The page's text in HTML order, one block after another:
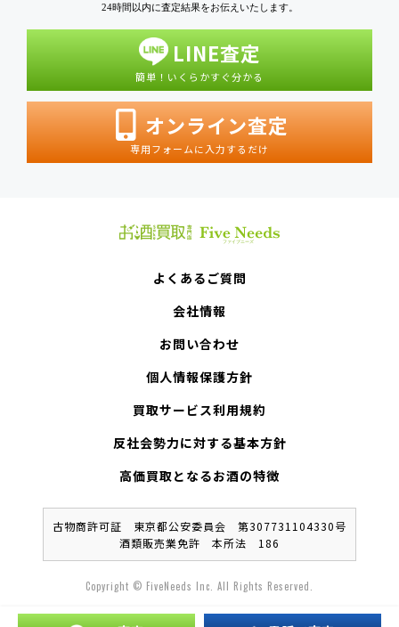
24時間以内に査定結果をお伝えいたします。
LINE査定
簡単！いくらかすぐ分かる
オンライン査定
専用フォームに入力するだけ
よくあるご質問
会社情報
お問い合わせ
個人情報保護方針
買取サービス利用規約
反社会勢力に対する基本方針
高価買取となるお酒の特徴
古物商許可証 東京都公安委員会 第307731104330号
酒類販売業免許 本所法 186
Copyright © FiveNeeds Inc. All Rights Reserved.